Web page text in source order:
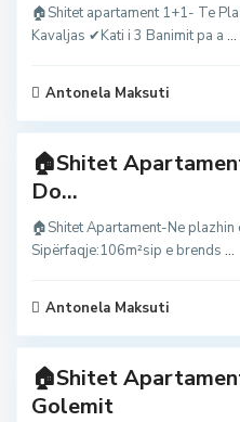
🏠Shitet apartament 1+1- Te
Kavaljas ✔Kati i 3 Banimit pa a ...
Antonela Maksuti
e
m
,
l
e
m
🏠Shitet
Do...
🏠Shitet Apartament-Ne
Sipërfaqje:106m²sip e brends ...
Antonela Maksuti
G
o
e
m
,
l
e
m
🏠Shitet
Golemit
G
o